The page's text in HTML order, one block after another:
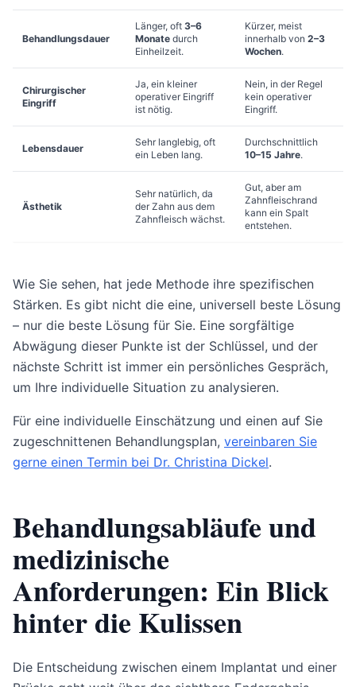
Behandlungsdauer
Länger, oft 3–6
Monate durch
Einheilzeit.
Kürzer, meist
innerhalb von 2–3
Wochen.
Chirurgischer
Eingriff
Ja, ein kleiner
operativer Eingriff
ist nötig.
Nein, in der Regel
kein operativer
Eingriff.
Lebensdauer
Sehr langlebig, oft
ein Leben lang.
Durchschnittlich
10–15 Jahre.
Ästhetik
Sehr natürlich, da
der Zahn aus dem
Zahnfleisch wächst.
Gut, aber am
Zahnfleischrand
kann ein Spalt
entstehen.
Wie Sie sehen, hat jede Methode ihre spezifischen
Stärken. Es gibt nicht die eine, universell beste Lösung
– nur die beste Lösung für Sie. Eine sorgfältige
Abwägung dieser Punkte ist der Schlüssel, und der
nächste Schritt ist immer ein persönliches Gespräch,
um Ihre individuelle Situation zu analysieren.
Für eine individuelle Einschätzung und einen auf Sie
zugeschnittenen Behandlungsplan, vereinbaren Sie
gerne einen Termin bei Dr. Christina Dickel.
Behandlungsabläufe und
medizinische
Anforderungen: Ein Blick
hinter die Kulissen
Die Entscheidung zwischen einem Implantat und einer